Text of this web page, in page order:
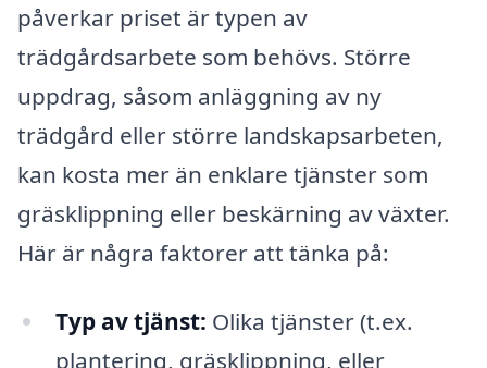
påverkar priset är typen av
trädgårdsarbete som behövs. Större
uppdrag, såsom anläggning av ny
trädgård eller större landskapsarbeten,
kan kosta mer än enklare tjänster som
gräsklippning eller beskärning av växter.
Här är några faktorer att tänka på:
Typ av tjänst: Olika tjänster (t.ex.
plantering, gräsklippning, eller